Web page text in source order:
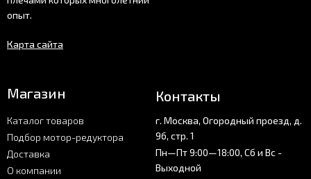
опыт.
Карта сайта
Магазин
Каталог товаров
Подбор мотор-редуктора
Доставка
О компании
Контакты
г. Москва, Огородный проезд, д.
9б, стр. 1
Пн—Пт 9:00—18:00, Сб и Вс -
Выходной